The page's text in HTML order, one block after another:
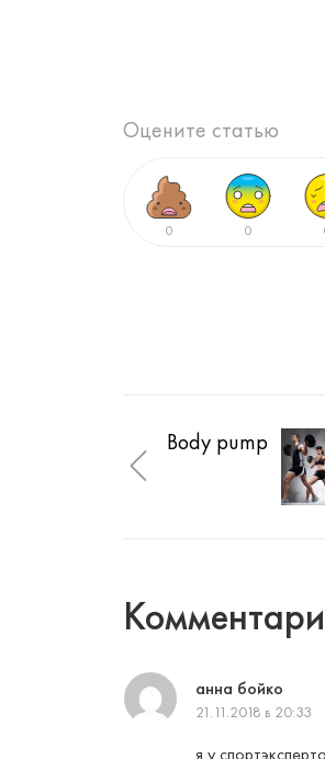
Оцените статью
0 0
Body pump
анна бойко
21.11.2018 в 20:33
я у